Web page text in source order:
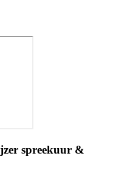
spreekuur &